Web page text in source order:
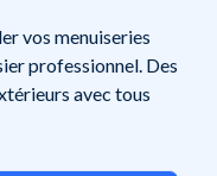
vos menuiseries
professionnel. Des
avec tous